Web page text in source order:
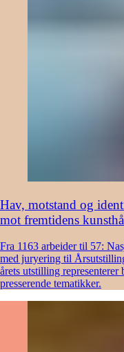
Hav, motstand og
mot fremtidens
Fra 1163 arbeider til 57:
med juryering til
årets utstilling representerer
presserende tematikker.